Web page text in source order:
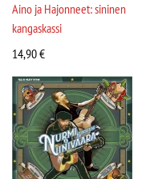
Aino ja Hajonneet: sininen
kangaskassi
14,90€